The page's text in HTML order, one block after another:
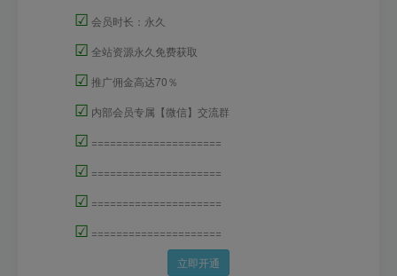
☑ 会员时长：永久
☑ 全站资源永久免费获取
☑ 推广佣金高达70％
☑ 内部会员专属【微信】交流群
☑ =====================
☑ =====================
☑ =====================
☑ =====================
立即开通